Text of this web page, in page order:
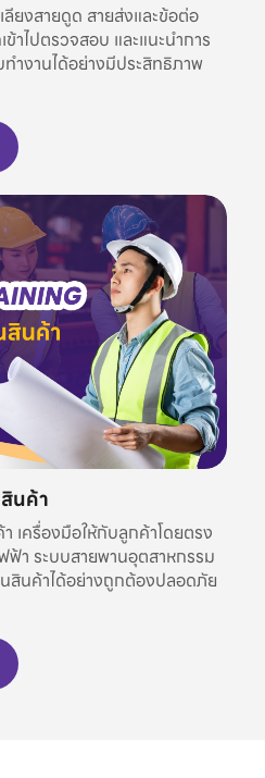
ลียงสายดูด สายส่งและข้อต่อ
าไปตรวจสอบ และแนะนำการ
ทำงานได้อย่างมีประสิทธิภาพ
นค้า
เครื่องมือให้กับลูกค้าโดยตรง
ฟ้า ระบบสายพานอุตสาหกรรม
นสินค้าได้อย่างถูกต้องปลอดภัย